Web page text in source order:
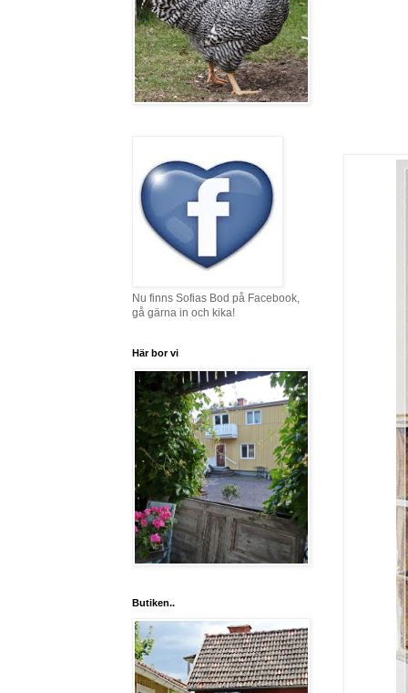
Nu finns Sofias Bod på Facebook,
gå gärna in och kika!
Här bor vi
Butiken..